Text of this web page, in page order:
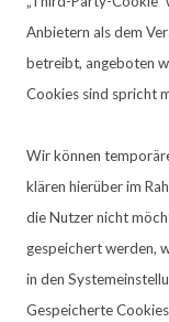
Anbietern als dem
betreibt, angeboten
Cookies sind spricht
Wir können
klären hierüber im
die Nutzer nicht
gespeichert werden,
in den
Gespeicherte